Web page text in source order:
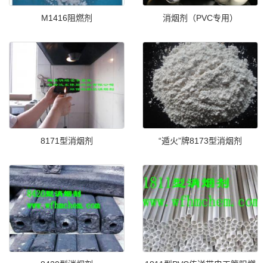
M1416阻燃剂 消烟剂（PVC专用）
8171型消烟剂 “遁火”牌8173型消烟剂